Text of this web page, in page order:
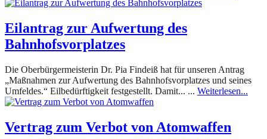
Eilantrag zur Aufwertung des
Bahnhofsvorplatzes
Die Oberbürgermeisterin Dr. Pia Findeiß hat für unseren Antrag
„Maßnahmen zur Aufwertung des Bahnhofsvorplatzes und seines
Umfeldes.“ Eilbedürftigkeit festgestellt. Damit... ... Weiterlesen...
Vertrag zum Verbot von Atomwaffen